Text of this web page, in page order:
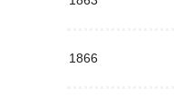
1866